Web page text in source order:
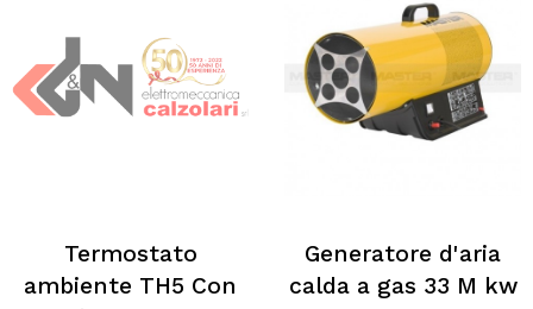
Termostato
ambiente TH5 Con
Generatore d'aria
calda a gas 33 M kw